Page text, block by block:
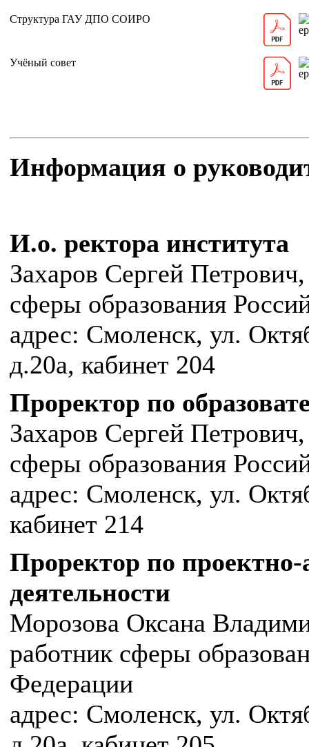
Структура ГАУ ДПО СОИРО
Учёный совет
Информация о
И.о. ректора института
Захаров Сергей
сферы образования
адрес: Смоленск, ул.
д.20а, кабинет 204
Проректор по
Захаров Сергей
сферы образования
адрес: Смоленск, ул.
кабинет 214
Проректор по
деятельности
Морозова Оксана
работник сферы
Федерации
адрес: Смоленск, ул.